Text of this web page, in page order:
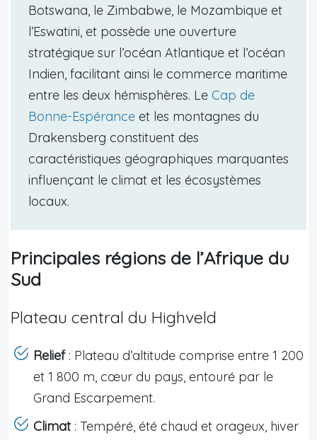
Botswana, le Zimbabwe, le Mozambique et
l’Eswatini, et possède une ouverture
stratégique sur l’océan Atlantique et l’océan
Indien, facilitant ainsi le commerce maritime
entre les deux hémisphères. Le Cap de
Bonne-Espérance et les montagnes du
Drakensberg constituent des
caractéristiques géographiques marquantes
influençant le climat et les écosystèmes
locaux.
Principales régions de l’Afrique du
Sud
Plateau central du Highveld
Relief: Plateau d’altitude comprise entre 1 200
et 1 800 m, cœur du pays, entouré par le
Grand Escarpement.
Climat: Tempéré, été chaud et orageux, hiver